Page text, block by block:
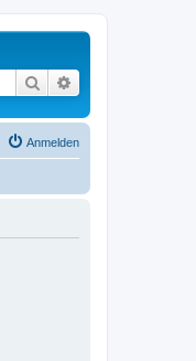
Suche
Anmelden